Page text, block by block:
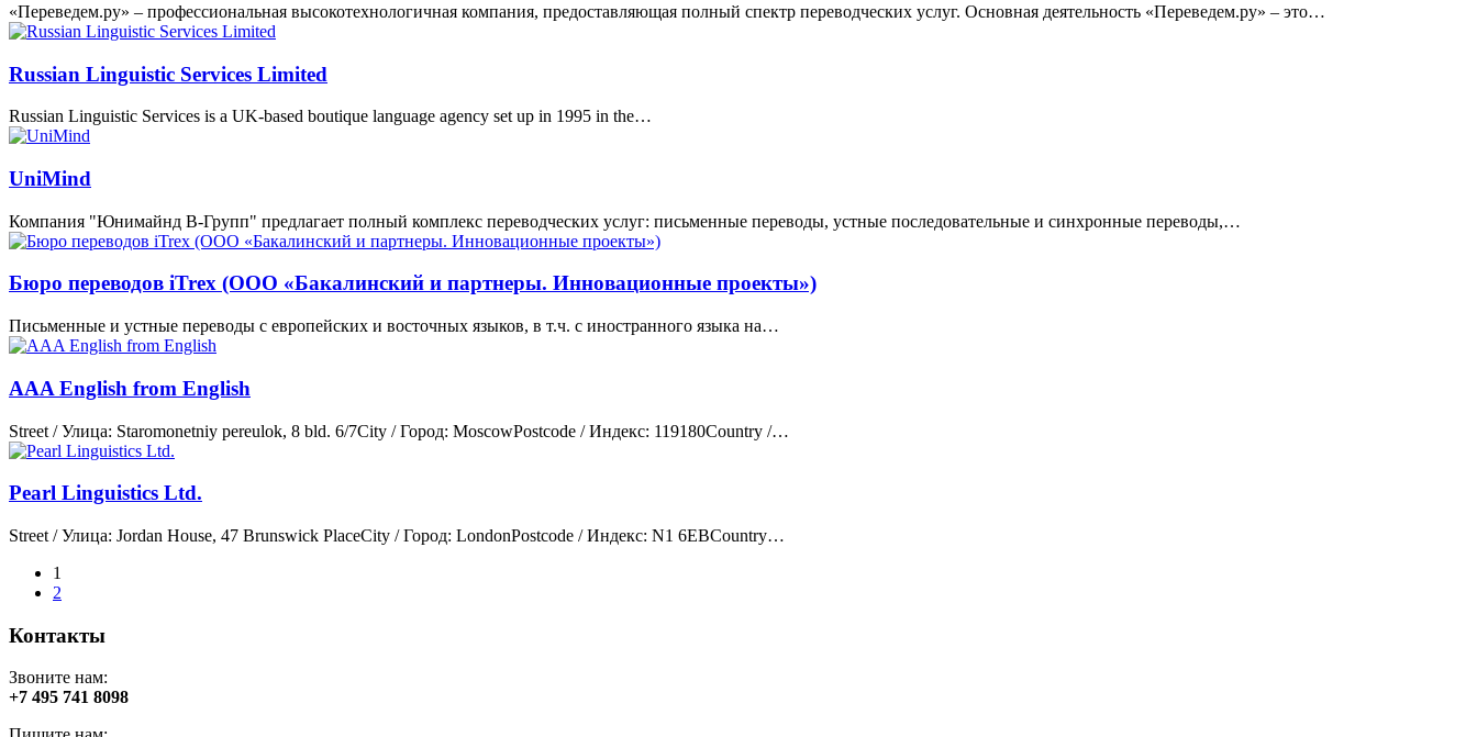
«Переведем.ру» – профессиональная высокотехнологичная компания, предоставляющая полный спектр переводческих услуг. Основная деятельность «Переведем.ру» – это…
Russian Linguistic Services Limited
Russian Linguistic Services is a UK-based boutique language agency set up in 1995 in the…
UniMind
Компания "Юнимайнд В-Групп" предлагает полный комплекс переводческих услуг: письменные переводы, устные последовательные и синхронные переводы,…
Бюро переводов iTrex (ООО «Бакалинский и партнеры. Инновационные проекты»)
Письменные и устные переводы с европейских и восточных языков, в т.ч. с иностранного языка на…
AAA English from English
Street / Улица: Staromonetniy pereulok, 8 bld. 6/7City / Город: MoscowPostcode / Индекс: 119180Country /…
Pearl Linguistics Ltd.
Street / Улица: Jordan House, 47 Brunswick PlaceCity / Город: LondonPostcode / Индекс: N1 6EBCountry…
1
2
Контакты
Звоните нам:
+7 495 741 8098